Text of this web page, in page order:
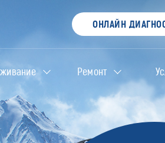
Ремонт
ОНЛАЙН